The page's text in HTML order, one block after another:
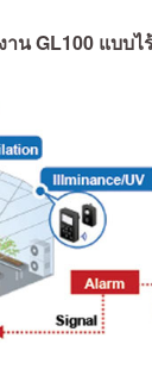
น GL100 แบบไ